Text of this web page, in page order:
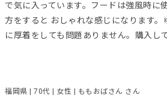
で気に入っています。フードは強風時に
方をすると おしゃれな感じになります。
に厚着をしても問題ありません。購入し
福岡県 | 70代 | 女性 | ももおばさん さん